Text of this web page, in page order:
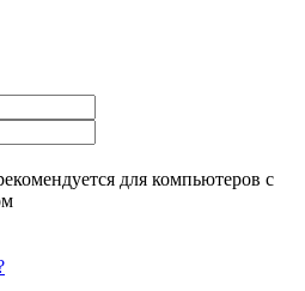
для компьютеров с